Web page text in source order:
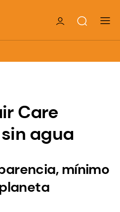
Care
agua
mínimo